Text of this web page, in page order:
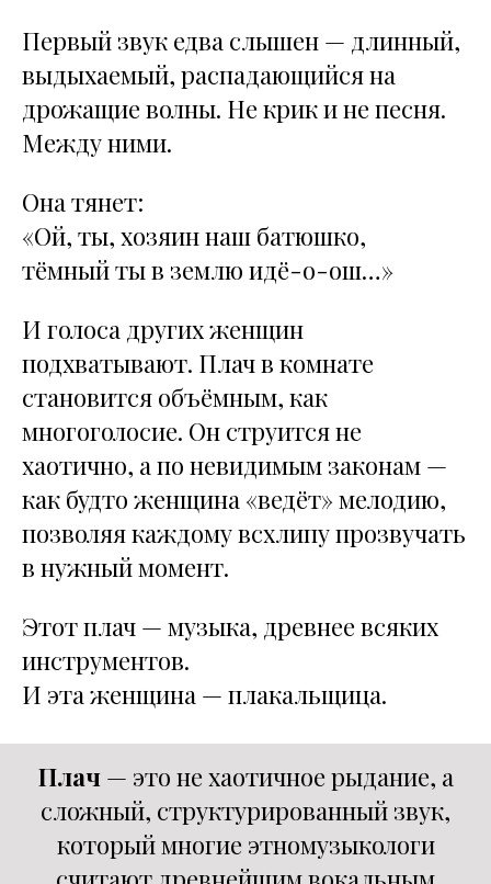
Первый звук едва слышен — длинный,
выдыхаемый, распадающийся на
дрожащие волны. Не крик и не песня.
Между ними.
Она тянет:
«Ой, ты, хозяин наш батюшко,
тёмный ты в землю идё-о-ош…»
И голоса других женщин
подхватывают. Плач в комнате
становится объёмным, как
многоголосие. Он струится не
хаотично, а по невидимым законам —
как будто женщина «ведёт» мелодию,
позволяя каждому всхлипу прозвучать
в нужный момент.
Этот плач — музыка, древнее всяких
инструментов.
И эта женщина — плакальщица.
Плач — это не хаотичное рыдание, а
сложный, структурированный звук,
который многие этномузыкологи